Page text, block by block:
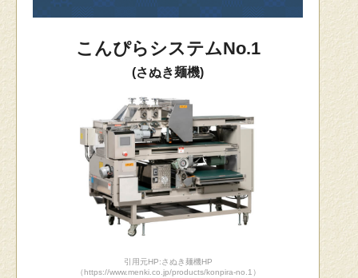
こんぴらシステムNo.1
(さぬき麺機)
引用元HP:さぬき麺機HP
（https://www.menki.co.jp/products/konpira-no.1）